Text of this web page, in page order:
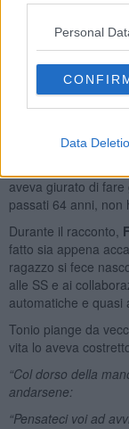
Personal
Data
dovesse far partire
rimarcata, da
montanaro; fu
nelle rughe del
Tonio aveva
testimone del
parla come non
aveva giurato di
passati 64 anni, non
Durante il racconto,
fatto sia appena
ragazzo si fece
alle SS e ai
automatiche e quasi
Tonio piange da
vita lo aveva
“Col dorso della
andarsene:
“Pensateci voi ad